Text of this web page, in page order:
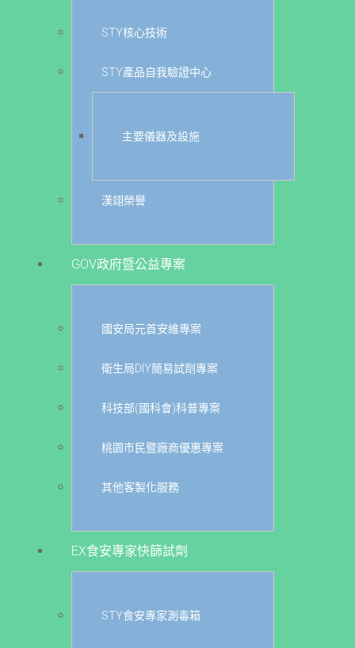
STY核心技術
STY產品自我驗證中心
主要儀器及設施
漢翊榮譽
GOV政府暨公益專案
國安局元首安維專案
衛生局DIY簡易試劑專案
科技部(國科會)科普專案
桃園市民暨廠商優惠專案
其他客製化服務
EX食安專家快篩試劑
STY食安專家測毒箱